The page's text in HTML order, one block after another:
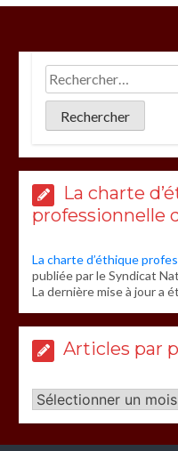
La charte
professionnelle
La charte d’éthique
publiée par le Syndicat
La dernière mise à jour a
Articles par
Articles
par
période